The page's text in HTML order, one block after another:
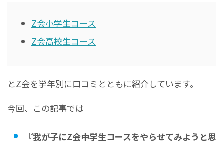
Z会小学生コース
Z会高校生コース
とZ会を学年別に口コミとともに紹介しています。
今回、この記事では
『我が子にZ会中学生コースをやらせてみようと思